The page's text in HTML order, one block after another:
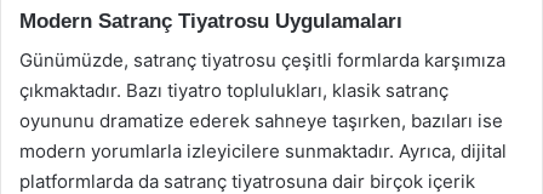
Modern Satranç Tiyatrosu Uygulamaları
Günümüzde, satranç tiyatrosu çeşitli formlarda karşımıza
çıkmaktadır. Bazı tiyatro toplulukları, klasik satranç
oyununu dramatize ederek sahneye taşırken, bazıları ise
modern yorumlarla izleyicilere sunmaktadır. Ayrıca, dijital
platformlarda da satranç tiyatrosuna dair birçok içerik